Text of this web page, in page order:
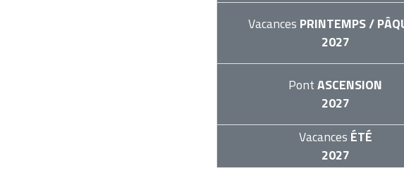
Vacances PRINTEMPS /
2027
PontASCENSION
2027
Vacances ÉTÉ
2027